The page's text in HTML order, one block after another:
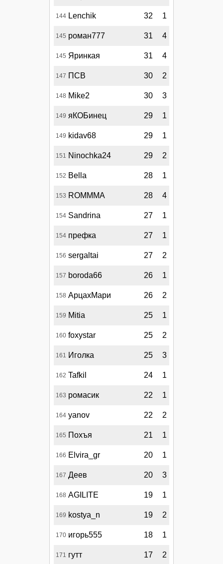
144 Lenchik 32 1
145 роман777 31 4
145 Яринкая 31 4
147 ПСВ 30 2
148 Mike2 30 3
149 яКОБинец 29 1
149 kidav68 29 1
151 Ninochka24 29 2
152 Bella 28 1
153 ROMMMA 28 4
154 Sandrina 27 1
154 префка 27 1
156 sergaltai 27 2
157 boroda66 26 1
158 АрцахМари 26 2
159 Mitia 25 1
160 foxystar 25 2
161 Иголка 25 3
162 Tafkil 24 1
163 ромасик 22 1
164 yanov 22 2
165 Похъя 21 1
166 Elvira_gr 20 1
167 Деев 20 3
168 AGILITE 19 1
169 kostya_n 19 2
170 игорь555 18 1
171 гутт 17 2